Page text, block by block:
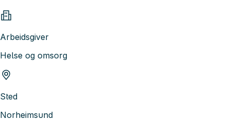
Arbeidsgiver
Helse og omsorg
Sted
Norheimsund